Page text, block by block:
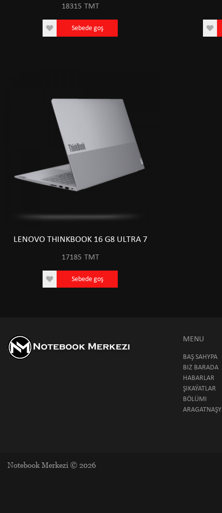
18315 TMT
Sebede goş
LENOVO THINKBOOK 16 G8 ULTRA 7
17185 TMT
Sebede goş
MENU
BAŞ SAHYPA
BIZ BARADA
HABARLAR
ŞIKAÝATLAR
BÖLÜMI
Notebook Merkezi © 2026